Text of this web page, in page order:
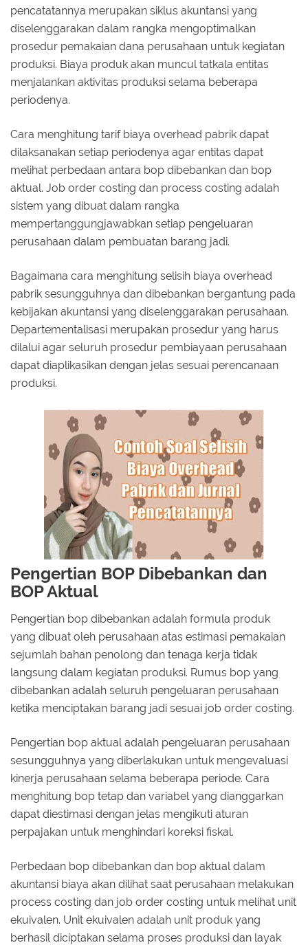
pencatatannya merupakan siklus akuntansi yang
diselenggarakan dalam rangka mengoptimalkan
prosedur pemakaian dana perusahaan untuk kegiatan
produksi. Biaya produk akan muncul tatkala entitas
menjalankan aktivitas produksi selama beberapa
periodenya.
Cara menghitung tarif biaya overhead pabrik dapat
dilaksanakan setiap periodenya agar entitas dapat
melihat perbedaan antara bop dibebankan dan bop
aktual. Job order costing dan process costing adalah
sistem yang dibuat dalam rangka
mempertanggungjawabkan setiap pengeluaran
perusahaan dalam pembuatan barang jadi.
Bagaimana cara menghitung selisih biaya overhead
pabrik sesungguhnya dan dibebankan bergantung pada
kebijakan akuntansi yang diselenggarakan perusahaan.
Departementalisasi merupakan prosedur yang harus
dilalui agar seluruh prosedur pembiayaan perusahaan
dapat diaplikasikan dengan jelas sesuai perencanaan
produksi.
Pengertian BOP Dibebankan dan
BOP Aktual
Pengertian bop dibebankan adalah formula produk
yang dibuat oleh perusahaan atas estimasi pemakaian
sejumlah bahan penolong dan tenaga kerja tidak
langsung dalam kegiatan produksi. Rumus bop yang
dibebankan adalah seluruh pengeluaran perusahaan
ketika menciptakan barang jadi sesuai job order costing.
Pengertian bop aktual adalah pengeluaran perusahaan
sesungguhnya yang diberlakukan untuk mengevaluasi
kinerja perusahaan selama beberapa periode. Cara
menghitung bop tetap dan variabel yang dianggarkan
dapat diestimasi dengan jelas mengikuti aturan
perpajakan untuk menghindari koreksi fiskal.
Perbedaan bop dibebankan dan bop aktual dalam
akuntansi biaya akan dilihat saat perusahaan melakukan
process costing dan job order costing untuk melihat unit
ekuivalen. Unit ekuivalen adalah unit produk yang
berhasil diciptakan selama proses produksi dan layak